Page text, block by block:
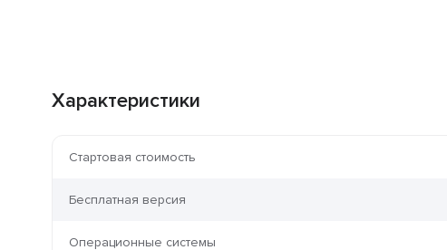
Характеристики
Стартовая стоимость
Бесплатная версия
Операционные системы